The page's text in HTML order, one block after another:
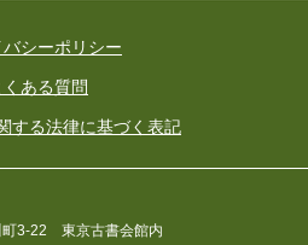
バシーポリシー
くある質問
する法律に基づく表記
町3-22 東京古書会館内